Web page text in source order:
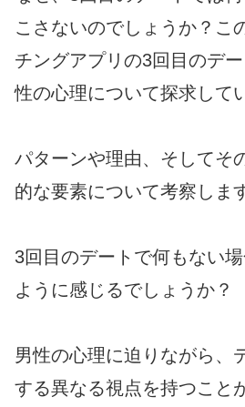
こさないのでしょうか？こ
チングアプリの3回目のデ
性の心理について探求して
パターンや理由、そしてそ
的な要素について考察しま
3回目のデートで何もない
ように感じるでしょうか？
男性の心理に迫りながら、
する異なる視点を持つこと